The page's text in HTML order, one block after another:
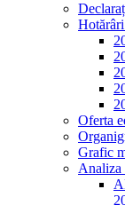
Oferta
Grafic
Analiza